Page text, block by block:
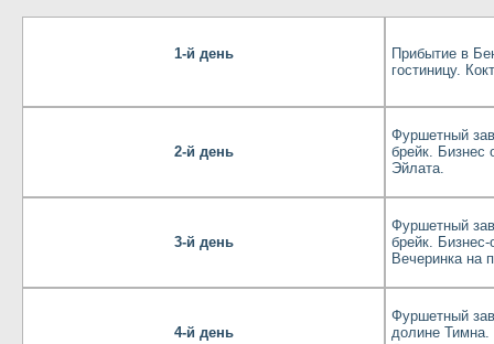
1-й день
Прибытие в
гостиницу.
2-й день
Фуршетный
брейк. Бизнес
Эйлата.
3-й день
Фуршетный
брейк.
Вечеринка на
4-й день
Фуршетный
долине Тимна.